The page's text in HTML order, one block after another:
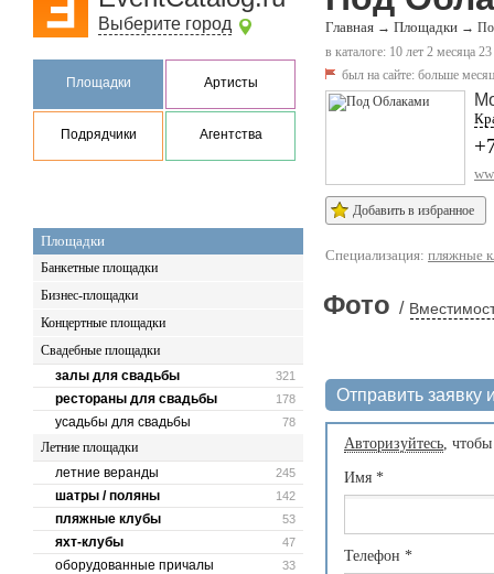
Выберите город
Площадки Артисты
Подрядчики Агентства
Площадки
Банкетные площадки
Бизнес-площадки
Концертные площадки
Свадебные площадки
321
залы для свадьбы
178
рестораны для свадьбы
78
усадьбы для свадьбы
Летние площадки
245
летние веранды
142
шатры / поляны
53
пляжные клубы
47
яхт-клубы
33
оборудованные причалы
Главная → Площадки →
в каталоге: 10 лет 2 месяца
был на сайте: больше
Добавить в избранное
Специализация: пляжные
Фото /
Отправить заявку
Авторизуйтесь,
Имя *
Телефон *